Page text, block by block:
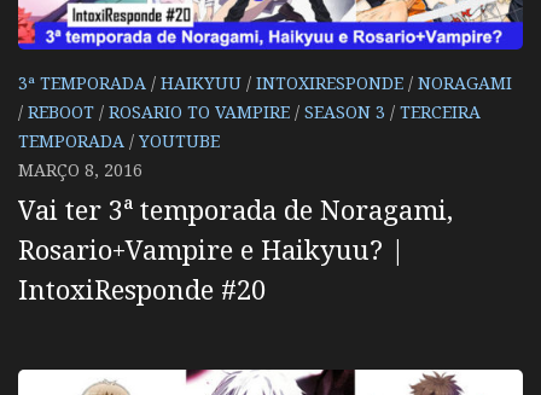
3ª TEMPORADA / HAIKYUU / INTOXIRESPONDE / NORAGAMI
/ REBOOT / ROSARIO TO VAMPIRE / SEASON 3 / TERCEIRA
TEMPORADA / YOUTUBE
MARÇO 8, 2016
Vai ter 3ª temporada de Noragami,
Rosario+Vampire e Haikyuu? |
IntoxiResponde #20